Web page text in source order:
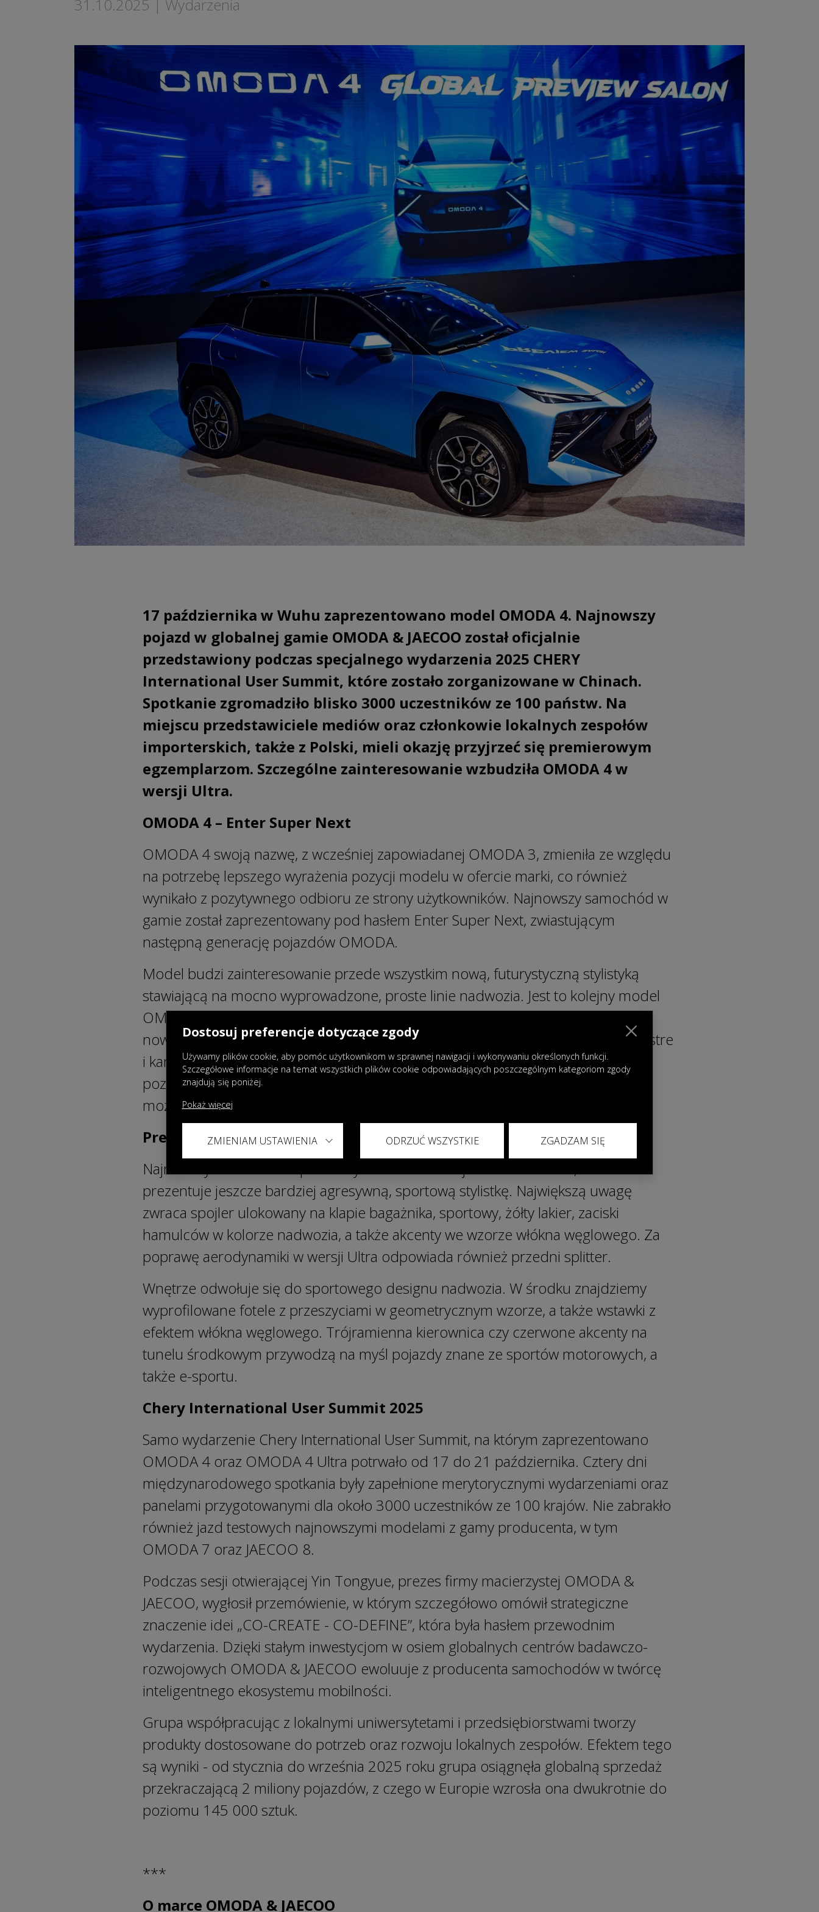
31.10.2025 | Wydarzenia
17 października w Wuhu zaprezentowano model OMODA 4. Najnowszy
pojazd w globalnej gamie OMODA & JAECOO został oficjalnie
przedstawiony podczas specjalnego wydarzenia 2025 CHERY
International User Summit, które zostało zorganizowane w Chinach.
Spotkanie zgromadziło blisko 3000 uczestników ze 100 państw. Na
miejscu przedstawiciele mediów oraz członkowie lokalnych zespołów
importerskich, także z Polski, mieli okazję przyjrzeć się premierowym
egzemplarzom. Szczególne zainteresowanie wzbudziła OMODA 4 w
wersji Ultra.
OMODA 4 – Enter Super Next
OMODA 4 swoją nazwę, z wcześniej zapowiadanej OMODA 3, zmieniła ze względu
na potrzebę lepszego wyrażenia pozycji modelu w ofercie marki, co również
wynikało z pozytywnego odbioru ze strony użytkowników. Najnowszy samochód w
gamie został zaprezentowany pod hasłem Enter Super Next, zwiastującym
następną generację pojazdów OMODA.
Model budzi zainteresowanie przede wszystkim nową, futurystyczną stylistyką
stawiającą na mocno wyprowadzone, proste linie nadwozia. Jest to kolejny model
OMODA, który swoim designem zmierza w kierunku odwołań do świata
nowoczesnych technologii, sci-fi czy gamingu. Przednie, podwójne reflektory, ostre
i kanciaste kształty nadwozia oraz tylne światła w kształcie błyskawicy nie
pozostawiają złudzeń, OMODA 4 kierowana jest do odbiorców szukających
możliwości wyrażenia własnego indywidualizmu.
Premiera sportowej wersji OMODA 4 Ultra
Najnowszy model został pokazany również w wersji OMODA 4 Ultra, która
prezentuje jeszcze bardziej agresywną, sportową stylistkę. Największą uwagę
zwraca spojler ulokowany na klapie bagażnika, sportowy, żółty lakier, zaciski
hamulców w kolorze nadwozia, a także akcenty we wzorze włókna węglowego. Za
poprawę aerodynamiki w wersji Ultra odpowiada również przedni splitter.
Wnętrze odwołuje się do sportowego designu nadwozia. W środku znajdziemy
wyprofilowane fotele z przeszyciami w geometrycznym wzorze, a także wstawki z
efektem włókna węglowego. Trójramienna kierownica czy czerwone akcenty na
tunelu środkowym przywodzą na myśl pojazdy znane ze sportów motorowych, a
także e-sportu.
Chery International User Summit 2025
Samo wydarzenie Chery International User Summit, na którym zaprezentowano
OMODA 4 oraz OMODA 4 Ultra potrwało od 17 do 21 października. Cztery dni
międzynarodowego spotkania były zapełnione merytorycznymi wydarzeniami oraz
panelami przygotowanymi dla około 3000 uczestników ze 100 krajów. Nie zabrakło
również jazd testowych najnowszymi modelami z gamy producenta, w tym
OMODA 7 oraz JAECOO 8.
Podczas sesji otwierającej Yin Tongyue, prezes firmy macierzystej OMODA &
JAECOO, wygłosił przemówienie, w którym szczegółowo omówił strategiczne
znaczenie idei „CO-CREATE - CO-DEFINE”, która była hasłem przewodnim
wydarzenia. Dzięki stałym inwestycjom w osiem globalnych centrów badawczo-
rozwojowych OMODA & JAECOO ewoluuje z producenta samochodów w twórcę
inteligentnego ekosystemu mobilności.
Grupa współpracując z lokalnymi uniwersytetami i przedsiębiorstwami tworzy
produkty dostosowane do potrzeb oraz rozwoju lokalnych zespołów. Efektem tego
są wyniki - od stycznia do września 2025 roku grupa osiągnęła globalną sprzedaż
przekraczającą 2 miliony pojazdów, z czego w Europie wzrosła ona dwukrotnie do
poziomu 145 000 sztuk.
***
O marce OMODA & JAECOO
Dostosuj preferencje dotyczące zgody
Używamy plików cookie, aby pomóc użytkownikom w sprawnej nawigacji i wykonywaniu określonych funkcji.
Szczegółowe informacje na temat wszystkich plików cookie odpowiadających poszczególnym kategoriom zgody
znajdują się poniżej.
Pokaż więcej
ZMIENIAM USTAWIENIA ODRZUĆ WSZYSTKIE ZGADZAM SIĘ